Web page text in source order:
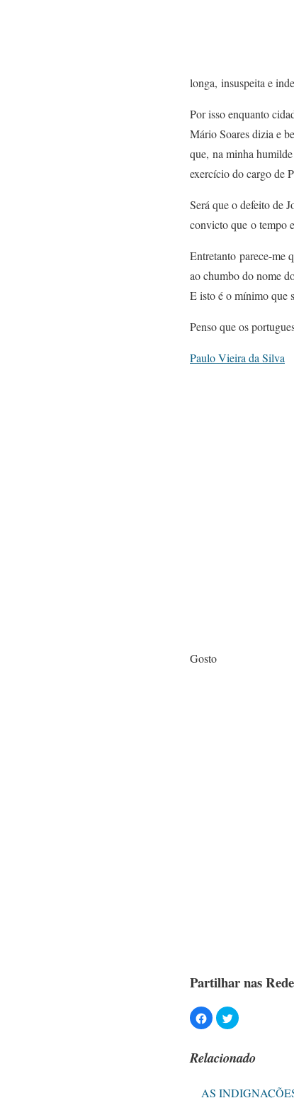
longa, insuspeita e
Por isso enquanto
Mário Soares dizia e
que, na minha
exercício do cargo de
Será que o defeito de
convicto que o tempo
Entretanto parece-me
ao chumbo do nome
E isto é o mínimo que
Penso que os
Paulo Vieira da Silva
Gosto
Partilhar nas
Relacionado
AS